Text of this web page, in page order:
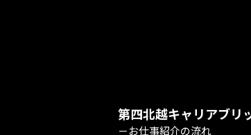
第四北越キャリアブリ
－お仕事紹介の流れ